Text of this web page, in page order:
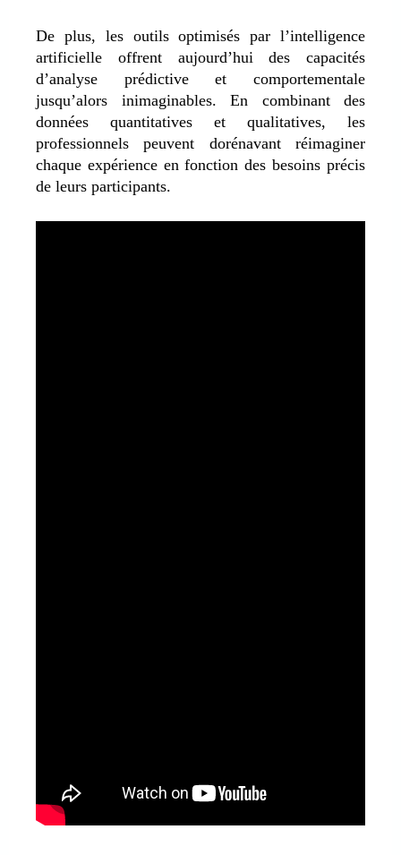
De plus, les outils optimisés par l’intelligence
artificielle offrent aujourd’hui des capacités
d’analyse prédictive et comportementale
jusqu’alors inimaginables. En combinant des
données quantitatives et qualitatives, les
professionnels peuvent dorénavant réimaginer
chaque expérience en fonction des besoins précis
de leurs participants.